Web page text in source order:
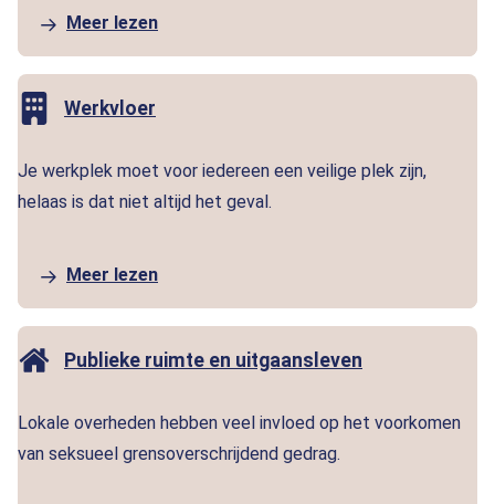
gedrag komt regelmatig voor. Veel jongeren krijgen ermee
aan in het afgelopen half jaar […]
Meer lezen
Werkvloer
Je werkplek moet voor iedereen een veilige plek zijn,
helaas is dat niet altijd het geval.
Meer lezen
Publieke ruimte en uitgaansleven
Lokale overheden hebben veel invloed op het voorkomen
van seksueel grensoverschrijdend gedrag.